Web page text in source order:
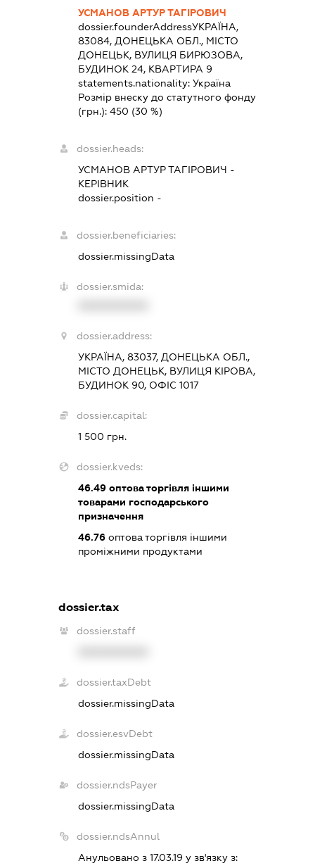
УСМАНОВ АРТУР ТАГІРОВИЧ
dossier.founderAddressУКРАЇНА,
83084, ДОНЕЦЬКА ОБЛ., МІСТО
ДОНЕЦЬК, ВУЛИЦЯ БИРЮЗОВА,
БУДИНОК 24, КВАРТИРА 9
statements.nationality: Україна
Розмір внеску до статутного фонду
(грн.): 450 (30 %)
dossier.heads:
УСМАНОВ АРТУР ТАГІРОВИЧ -
КЕРІВНИК
dossier.position -
dossier.beneficiaries:
dossier.missingData
dossier.smida:
dossier.address:
УКРАЇНА, 83037, ДОНЕЦЬКА ОБЛ.,
МІСТО ДОНЕЦЬК, ВУЛИЦЯ КІРОВА,
БУДИНОК 90, ОФІС 1017
dossier.capital:
1 500 грн.
dossier.kveds:
46.49оптова торгівля іншими
товарами господарського
призначення
46.76оптова торгівля іншими
проміжними продуктами
dossier.tax
dossier.staff
dossier.taxDebt
dossier.missingData
dossier.esvDebt
dossier.missingData
dossier.ndsPayer
dossier.missingData
dossier.ndsAnnul
Анульовано з 17.03.19 у зв'язку з: